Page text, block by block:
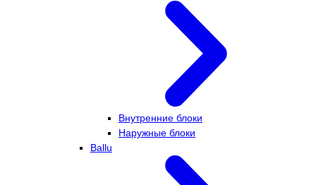
Внутренние блоки
Наружные блоки
Ballu